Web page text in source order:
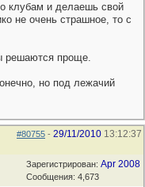
клубам и делаешь свой
не очень страшное, то с
решаются проще.
но под лежачий
#80755 - 29/11/2010 13:12:37
Зарегистрирован: Apr 2008
Сообщения: 4,673